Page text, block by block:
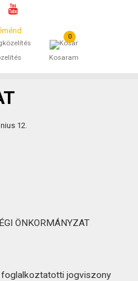
0
Kosaram
FELTÉTELEK
12.
ÖNKORMÁNYZAT
jogviszony